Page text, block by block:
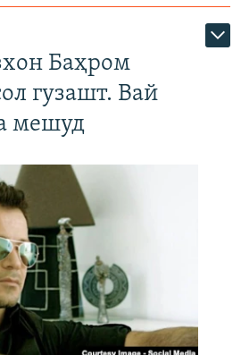
Баҳром
гузашт. Вай
мешуд